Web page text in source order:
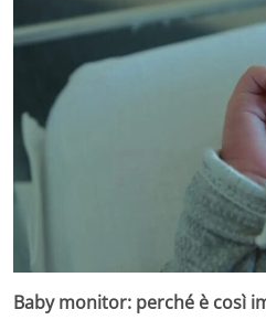
Baby monitor: perché è così